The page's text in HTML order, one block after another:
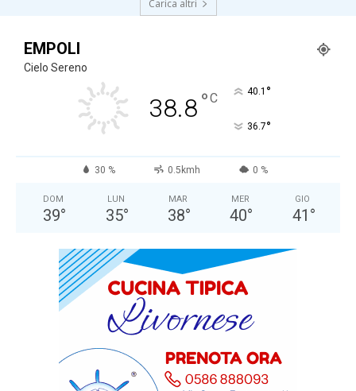
Carica altri
EMPOLI
Cielo Sereno
38.8°C 40.1 °
36.7°
30 % 0.5kmh 0 %
DOM
39°
LUN
35°
MAR
38°
MER
40°
GIO
41 °